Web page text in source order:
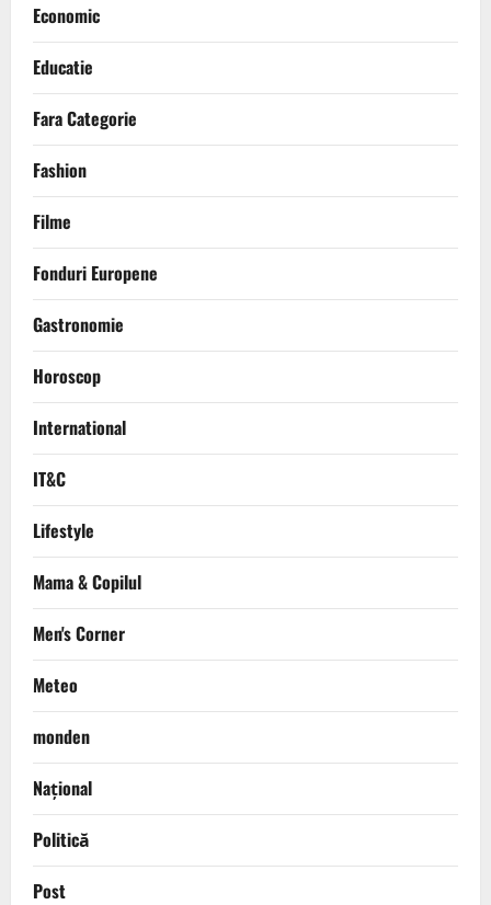
Economic
Educatie
Fara Categorie
Fashion
Filme
Fonduri Europene
Gastronomie
Horoscop
International
IT&C
Lifestyle
Mama & Copilul
Men's Corner
Meteo
monden
Național
Politică
Post